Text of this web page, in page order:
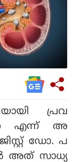
പ്രവ
എന്ന് അ
ഡോ. പ
അത് സാധ്യ